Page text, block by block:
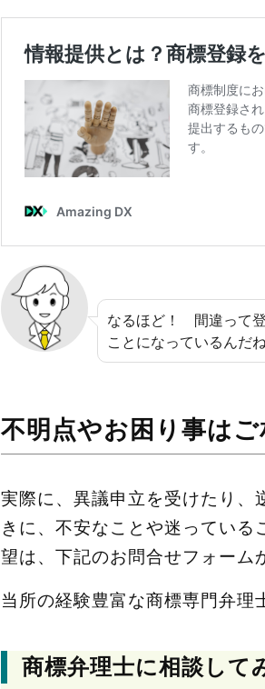
なるほど！ 間違って
ことになっているんだね
不明点やお困り事は
実際に、異議申立を受けたり、
きに、不安なことや迷ってい
望は、下記のお問合せフォーム
当所の経験豊富な商標専門弁理
商標弁理士に相談して